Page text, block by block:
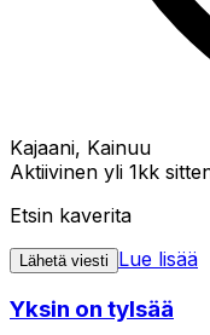
Kajaani, Kainuu
Aktiivinen yli 1kk
Etsin kaverita
Lähetä viesti Lue lisää
Yksin on tylsää